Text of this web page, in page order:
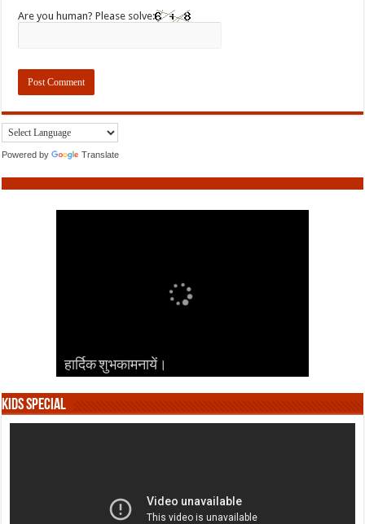
Are you human? Please solve:
Powered by Translate
हार्दिक शुभकामनायें।
हार्दिक शुभकामनायें।
हार्दिक शुभकामनायें।
हार्दिक शुभकामनायें।
हार्दिक शुभकामनायें।
Kids Special